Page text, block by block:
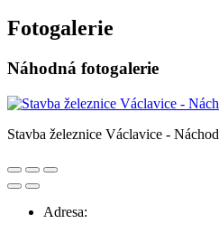
Fotogalerie
Náhodná fotogalerie
Stavba železnice Václavice - Náchod
Adresa: